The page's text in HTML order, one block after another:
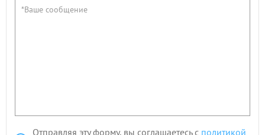
Отправляя эту форму, вы соглашаетесь с политикой